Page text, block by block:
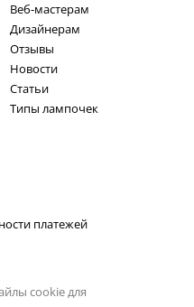
Веб-мастерам
Дизайнерам
Отзывы
Новости
Статьи
Типы лампочек
платежей
cookie для